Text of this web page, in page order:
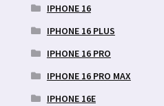
IPHONE 16
IPHONE 16 PLUS
IPHONE 16 PRO
IPHONE 16 PRO MAX
IPHONE 16E